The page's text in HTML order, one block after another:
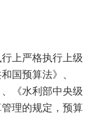
上严格执行上级
国预算法》、
《水利部中央级
理的规定，预算